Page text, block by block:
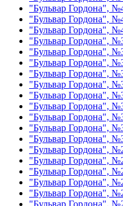
"Бульвар Гордона",
"Бульвар Гордона",
"Бульвар Гордона",
"Бульвар Гордона",
"Бульвар Гордона",
"Бульвар Гордона",
"Бульвар Гордона",
"Бульвар Гордона",
"Бульвар Гордона",
"Бульвар Гордона",
"Бульвар Гордона",
"Бульвар Гордона",
"Бульвар Гордона",
"Бульвар Гордона",
"Бульвар Гордона",
"Бульвар Гордона",
"Бульвар Гордона",
"Бульвар Гордона",
"Бульвар Гордона",